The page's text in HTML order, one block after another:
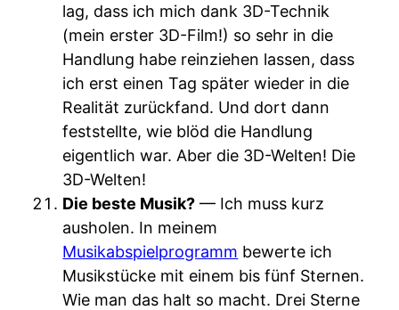
lag, dass ich mich dank 3D-Technik
(mein erster 3D-Film!) so sehr in die
Handlung habe reinziehen lassen, dass
ich erst einen Tag später wieder in die
Realität zurückfand. Und dort dann
feststellte, wie blöd die Handlung
eigentlich war. Aber die 3D-Welten! Die
3D-Welten!
Die beste Musik? — Ich muss kurz
ausholen. In meinem
Musikabspielprogramm bewerte ich
Musikstücke mit einem bis fünf Sternen.
Wie man das halt so macht. Drei Sterne